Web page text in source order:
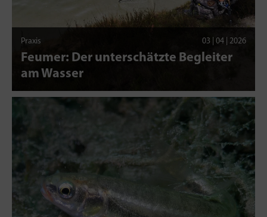
Praxis 03 | 04 | 2026
Feumer: Der unterschätzte Begleiter
am Wasser